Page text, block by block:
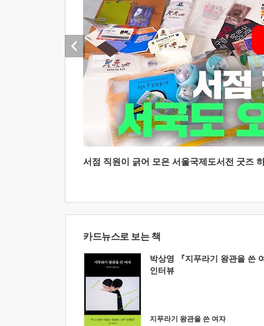
서점 직원이 긁어 모은 서울국제도서전 굿즈
카드뉴스로 보는 책
박상영 『지푸라기 왕관을 쓴
인터뷰
지푸라기 왕관을 쓴 여자